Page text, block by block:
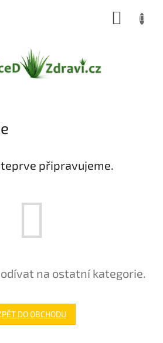
připravujeme.
na ostatní kategorie.
DO OBCHODU